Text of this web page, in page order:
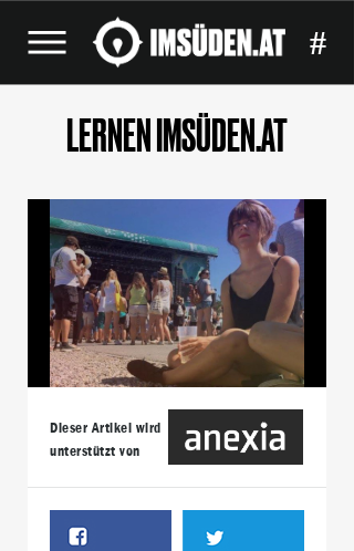
#
LERNEN IMSÜDEN.AT
Dieser Artikel wird
unterstützt von